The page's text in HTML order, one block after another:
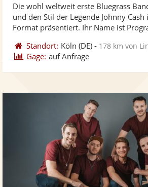
Die wohl weltweit erste Bluegrass
und den Stil der Legende Johnny Cash
Format präsentiert. Ihr Name ist
Standort: Köln (DE) - 178 km von
Gage: auf Anfrage